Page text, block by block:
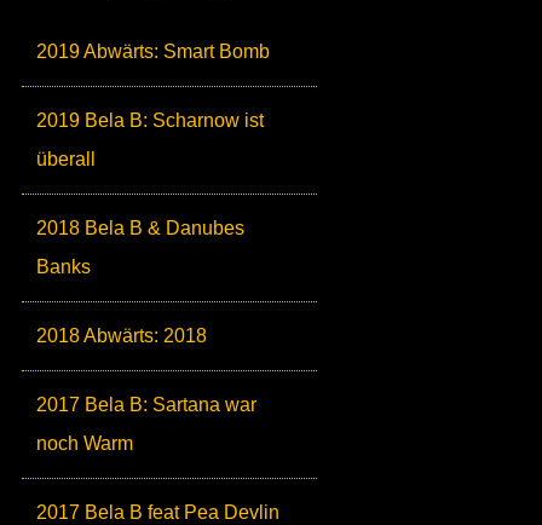
2019 Abwärts: Smart Bomb
2019 Bela B: Scharnow ist
überall
2018 Bela B & Danubes
Banks
2018 Abwärts: 2018
2017 Bela B: Sartana war
noch Warm
2017 Bela B feat Pea Devlin